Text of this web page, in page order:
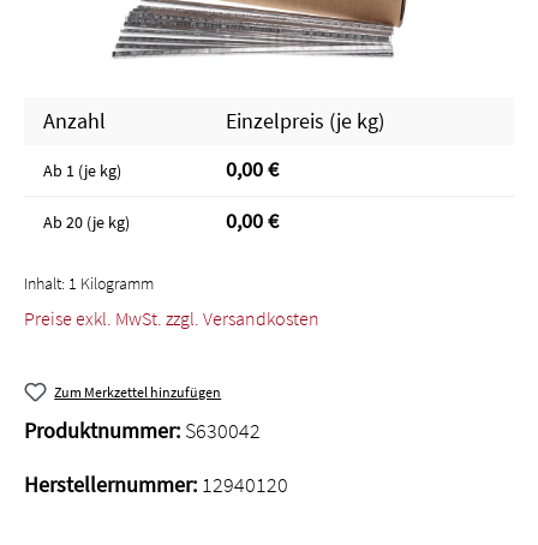
Anzahl Einzelpreis (je kg)
Ab 1 (je kg) 0,00 €
Ab 20 (je kg) 0,00 €
Inhalt: 1 Kilogramm
Preise exkl. MwSt. zzgl. Versandkosten
Zum Merkzettel hinzufügen
Produktnummer: S630042
Herstellernummer: 12940120